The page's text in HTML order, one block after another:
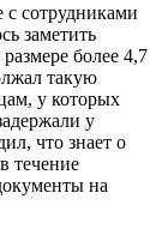
сотрудниками
заметить
более 4,7
такую
у которых
у
что знает о
течение
на